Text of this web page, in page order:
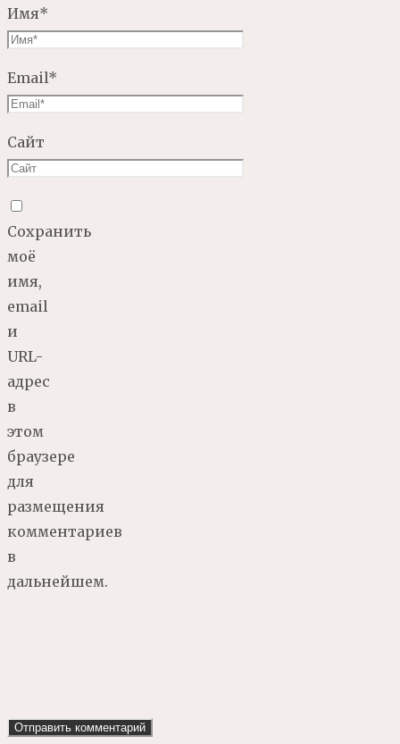
Имя*
Email*
Сайт
Сохранить
моё
имя,
email
и
URL-
адрес
в
этом
браузере
для
размещения
комментариев
в
дальнейшем.